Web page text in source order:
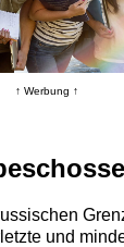
↑ Werbung ↑
und